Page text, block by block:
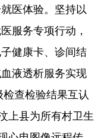
医体验。坚持以
服务专项行动，
健康卡、诊间结
液透析服务实现
查检验结果互认
上县为所有村卫生